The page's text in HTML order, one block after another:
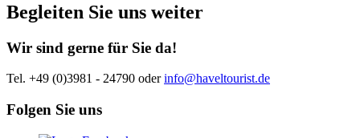
Begleiten Sie uns weiter
Wir sind gerne für Sie da!
Tel. +49 (0)3981 - 24790 oderinfo@haveltourist.de
Folgen Sie uns